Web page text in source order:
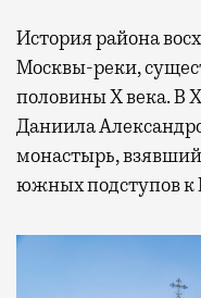
История района
Москвы-реки,
половины X века. В
Даниила
монастырь,
южных подступов к